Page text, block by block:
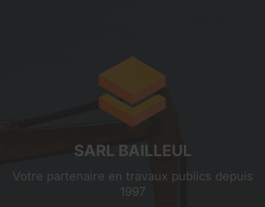
SARL BAILLEUL
Votre partenaire en travaux publics depuis
1997